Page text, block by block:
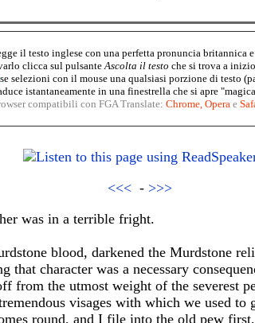
il testo inglese con una perfetta pronuncia britannica
clicca sul pulsanteAscolta il testo che si trova a
se selezioni con il mouse una qualsiasi porzione di testo
istantaneamente in una finestrella che si apre
compatibili con FGA Translate: Chrome, Operae
<<< - >>>
was in a terrible fright.
blood, darkened the Murdstone
that character was a necessary
from the utmost weight of the severest
visages with which we used to
round, and I file into the old pew